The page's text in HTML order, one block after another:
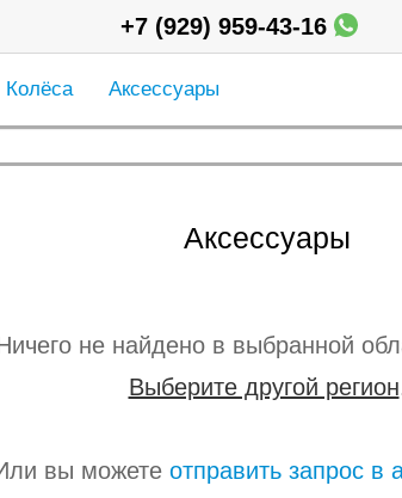
+7 (929) 959-43-16
Колёса Аксессуары
Аксессуары
не найдено в выбранной
Выберите другой регион
вы можете отправить запрос в